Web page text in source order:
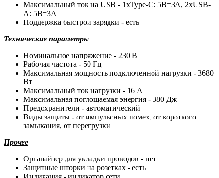
Максимальный ток на USB - 1xType-C: 5В=3А, 2xUSB-
A: 5В=3A
Поддержка быстрой зарядки - есть
Технические параметры
Номинальное напряжение - 230 В
Рабочая частота - 50 Гц
Максимальная мощность подключенной нагрузки - 3680
Вт
Максимальный ток нагрузки - 16 А
Максимальная поглощаемая энергия - 380 Дж
Предохранители - автоматический
Виды защиты - от импульсных помех, от короткого
замыкания, от перегрузки
Прочее
Органайзер для укладки проводов - нет
Защитные шторки на розетках - есть
Индикация - индикатор сети